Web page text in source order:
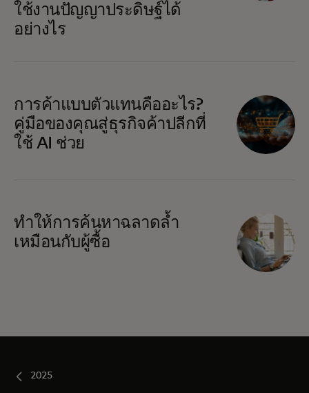
ใช้งานปัญญาประดิษฐ์ได้
อย่างไร
การค้าแบบตัวแทนคืออะไร?
คู่มือของคุณสู่ธุรกิจค้าปลีกที่
ใช้ AI ช่วย
ทำให้การค้นหาฉลาดล้ำ
เหมือนกับผู้ซื้อ
2025